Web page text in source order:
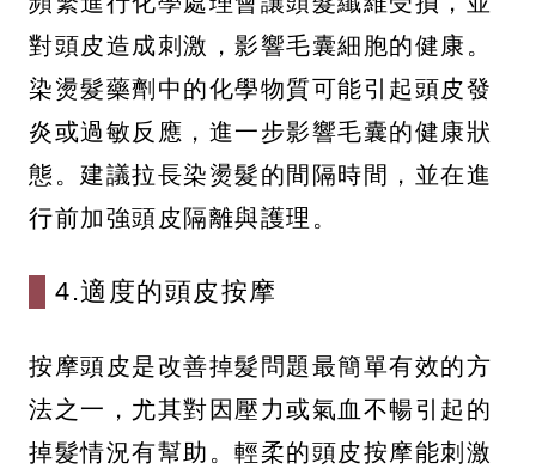
對頭皮造成刺激，影響毛囊細胞的健康。
染燙髮藥劑中的化學物質可能引起頭皮發
炎或過敏反應，進一步影響毛囊的健康狀
態。建議拉長染燙髮的間隔時間，並在進
行前加強頭皮隔離與護理。
4.適度的頭皮按摩
按摩頭皮是改善掉髮問題最簡單有效的方
法之一，尤其對因壓力或氣血不暢引起的
掉髮情況有幫助。輕柔的頭皮按摩能刺激